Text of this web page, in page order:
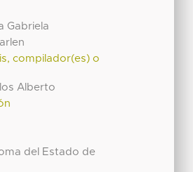
Gabriela
compilador(es) o
Alberto
del Estado de